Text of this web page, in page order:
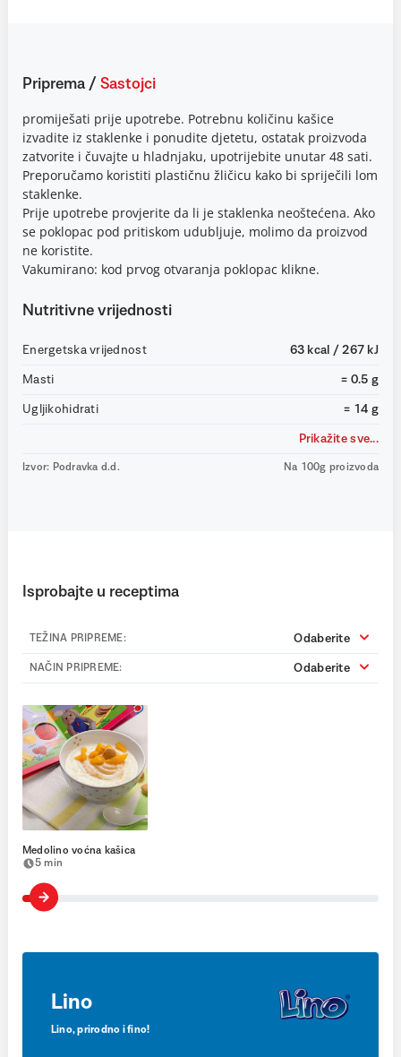
Priprema / Sastojci
promiješati prije upotrebe. Potrebnu količinu kašice
izvadite iz staklenke i ponudite djetetu, ostatak proizvoda
zatvorite i čuvajte u hladnjaku, upotrijebite unutar 48 sati.
Preporučamo koristiti plastičnu žličicu kako bi spriječili lom
staklenke.
Prije upotrebe provjerite da li je staklenka neoštećena. Ako
se poklopac pod pritiskom udubljuje, molimo da proizvod
ne koristite.
Vakumirano: kod prvog otvaranja poklopac klikne.
Nutritivne vrijednosti
Energetska vrijednost 63 kcal / 267 kJ
Masti = 0.5 g
Ugljikohidrati = 14 g
Prikažite sve...
Izvor: Podravka d.d. Na 100g proizvoda
Isprobajte u receptima
TEŽINA PRIPREME: Odaberite
NAČIN PRIPREME: Odaberite
Medolino voćna kašica
5 min
Lino
Lino, prirodno i fino!